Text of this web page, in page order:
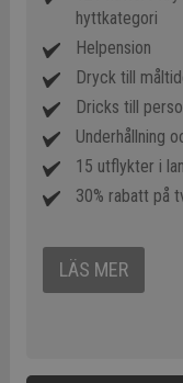
hyttkategori
Helpension
Dryck till
Dricks till
Underhållning
15 utflykter i
30% rabatt på
LÄS MER